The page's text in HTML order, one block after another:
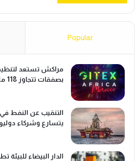
Popular
بصفقات تتجاوز 118 مليون درهم
التنقيب عن النفط
يتسارع وشركاء
الدار البيضاء للبيئة